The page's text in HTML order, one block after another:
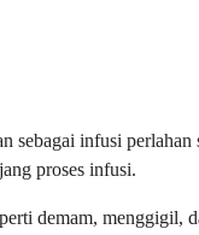
infusi perlahan
proses infusi.
demam,